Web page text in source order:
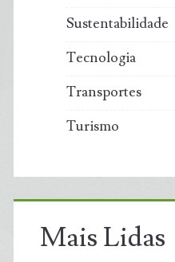
Sustentabilidade
Tecnologia
Transportes
Turismo
Mais Lidas